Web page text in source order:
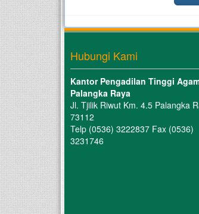
Hubungi Kami
Kantor Pengadilan Tinggi
Palangka Raya
Jl. Tjilik Riwut Km. 4.5 Palangka
73112
Telp (0536) 3222837 Fax (0536)
3231746